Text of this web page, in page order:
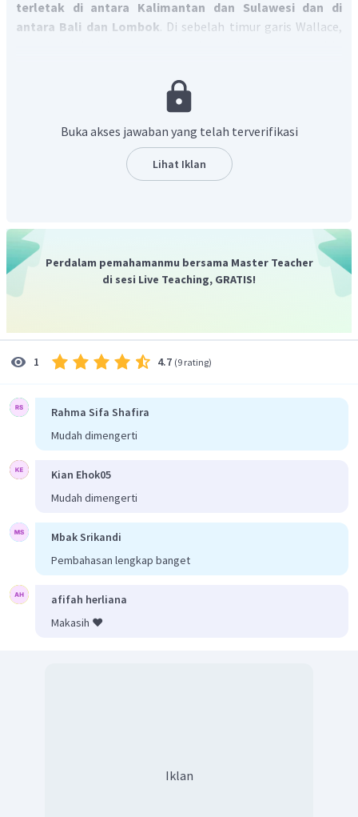
terletak di antara Kalimantan dan Sulawesi dan di
antara Bali dan Lombok. Di sebelah timur garis Wallace,
Oleh karena itu, jawaban yang paling tepat adalah B
Buka akses jawaban yang telah terverifikasi
Lihat Iklan
Perdalam pemahamanmu bersama Master Teacher
di sesi Live Teaching, GRATIS!
1 4.7 (9 rating)
Rahma Sifa Shafira
Mudah dimengerti
Kian Ehok05
Mudah dimengerti
Mbak Srikandi
Pembahasan lengkap banget
afifah herliana
Makasih ❤️
Iklan